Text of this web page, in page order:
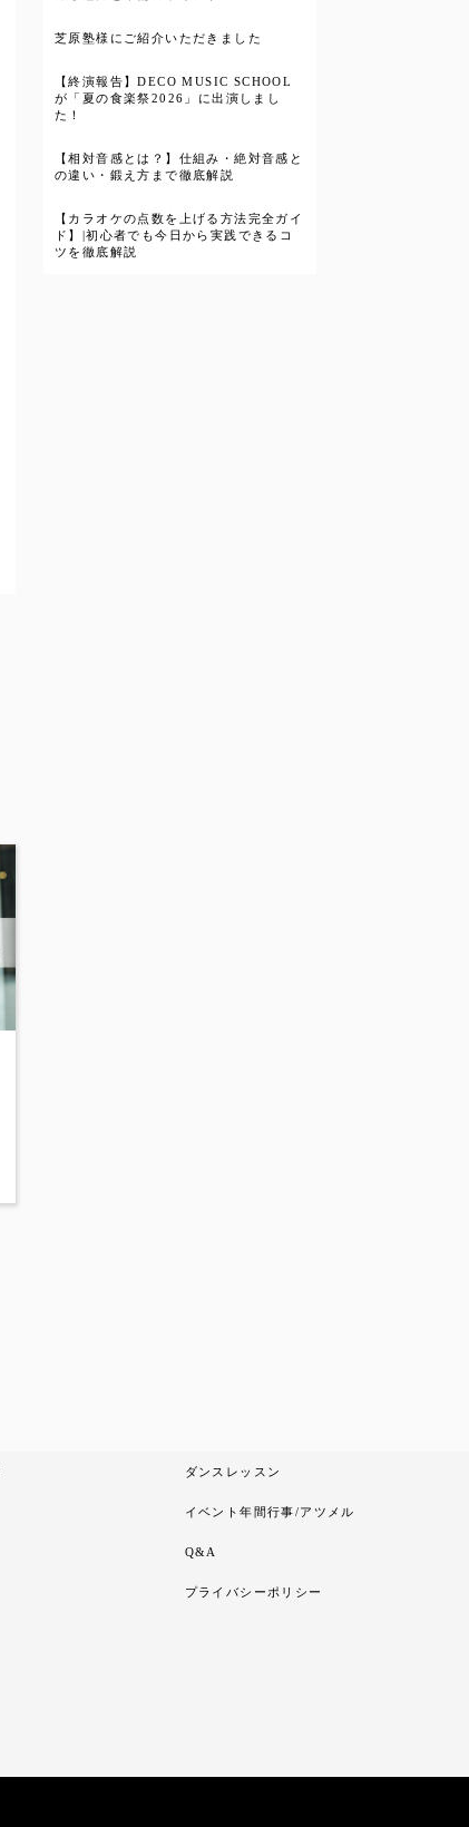
芝原塾様にご紹介いただきました
【終演報告】DECO MUSIC SCHOOL
が「夏の食楽祭2026」に出演しまし
た！
【相対音感とは？】仕組み・絶対音感と
の違い・鍛え方まで徹底解説
【カラオケの点数を上げる方法完全ガイ
ド】|初心者でも今日から実践できるコ
ツを徹底解説
ダンスレッスン
イベント年間行事/アツメル
Q&A
プライバシーポリシー